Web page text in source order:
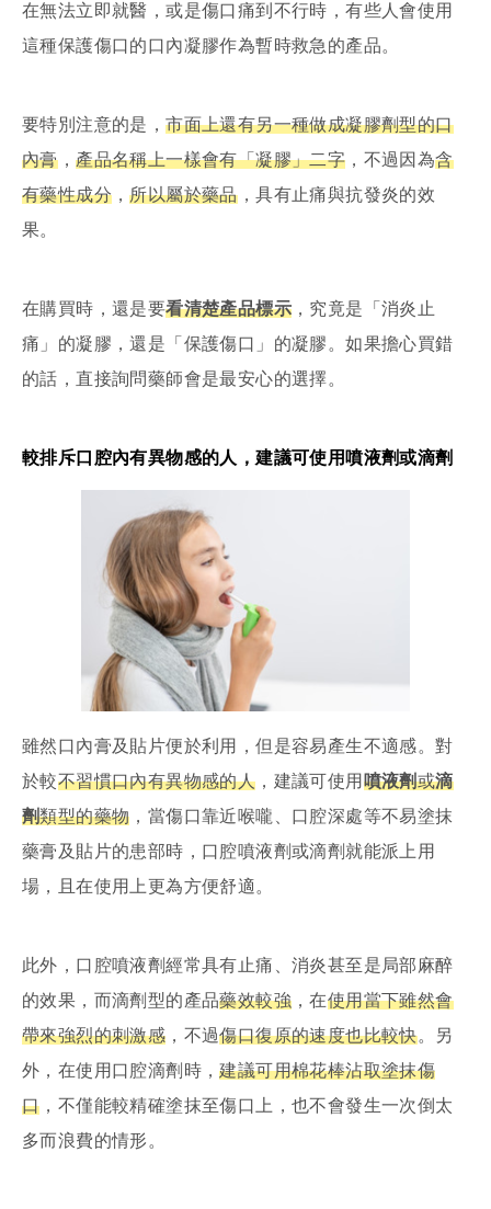
在無法立即就醫，或是傷口痛到不行時，有些人會使用
這種保護傷口的口內凝膠作為暫時救急的產品。
要特別注意的是，市面上還有另一種做成凝膠劑型的口
內膏，產品名稱上一樣會有「凝膠」二字 ，不過因為含
有藥性成分 ，所以屬於藥品，具有止痛與抗發炎的效
果。
在購買時，還是要看清楚產品標示 ，究竟是「消炎止
痛」的凝膠，還是「保護傷口」的凝膠。如果擔心買錯
的話，直接詢問藥師會是最安心的選擇。
較排斥口腔內有異物感的人，建議可使用噴液劑或滴劑
雖然口內膏及貼片便於利用，但是容易產生不適感。對
於較不習慣口內有異物感的人 ，建議可使用 噴液劑或滴
劑類型的藥物 ，當傷口靠近喉嚨、口腔深處等不易塗抹
藥膏及貼片的患部時，口腔噴液劑或滴劑就能派上用
場，且在使用上更為方便舒適。
此外，口腔噴液劑經常具有止痛、消炎甚至是局部麻醉
的效果，而滴劑型的產品藥效較強 ，在使用當下雖然會
帶來強烈的刺激感 ，不過傷口復原的速度也比較快。另
外，在使用口腔滴劑時，建議可用棉花棒沾取塗抹傷
口 ，不僅能較精確塗抹至傷口上，也不會發生一次倒太
多而浪費的情形。